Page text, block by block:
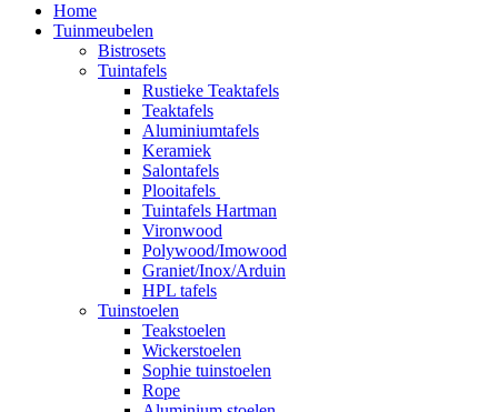
Home
Tuinmeubelen
Bistrosets
Tuintafels
Rustieke Teaktafels
Teaktafels
Aluminiumtafels
Keramiek
Salontafels
Plooitafels
Tuintafels Hartman
Vironwood
Polywood/Imowood
Graniet/Inox/Arduin
HPL tafels
Tuinstoelen
Teakstoelen
Wickerstoelen
Sophie tuinstoelen
Rope